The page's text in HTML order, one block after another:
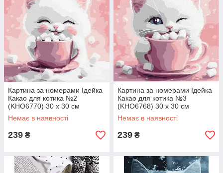
Картина за номерами Ідейка
Какао для котика №2
(KHO6770) 30 х 30 см
Немає в наявності
239 ₴
Картина за номерами Ідейка
Какао для котика №3
(KHO6768) 30 х 30 см
Немає в наявності
239 ₴